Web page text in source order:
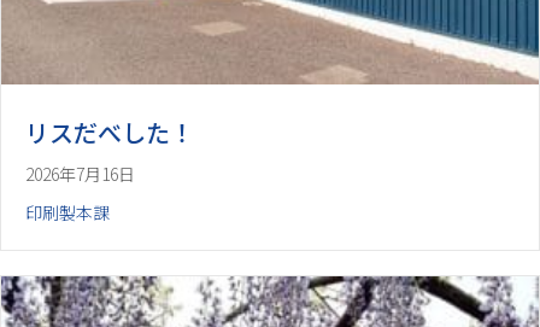
リスだべした！
2026年7月16日
印刷製本課